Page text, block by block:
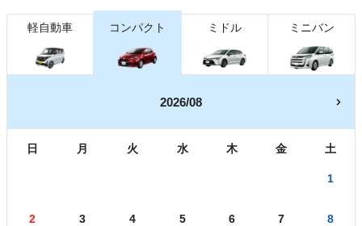
軽自動車 コンパクト ミドル ミニバン
2026/08
日 月 火 水 木 金 土
1
2 3 4 5 6 7 8